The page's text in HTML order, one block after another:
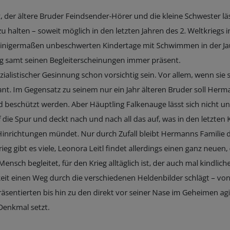
ältere Bruder Feindsender-Hörer und die kleine Schwester
halten – soweit möglich in den letzten Jahren des 2. Weltkriegs
unbeschwerten Kindertage mit Schwimmen in der
samt seinen Begleiterscheinungen immer präsent.
Gesinnung schon vorsichtig sein. Vor allem, wenn
Im Gegensatz zu seinem nur ein Jahr älteren Bruder soll
werden. Aber Häuptling Falkenauge lässt sich nicht
Spur und deckt nach und nach all das auf, was in den letzten
mündet. Nur durch Zufall bleibt Hermanns Familie
gibt es viele, Leonora Leitl findet allerdings einen ganz
begleitet, für den Krieg alltäglich ist, der auch mal
einen Weg durch die verschiedenen Heldenbilder schlägt –
bis hin zu den direkt vor seiner Nase im Geheimen
setzt.